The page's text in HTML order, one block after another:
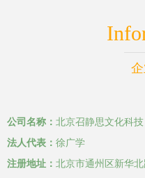
公司名称： 北京召静思文化科技
法人代表： 徐广学
注册地址： 北京市通州区新华